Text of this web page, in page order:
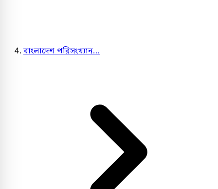
বাংলাদেশ পরিসংখ্যান…